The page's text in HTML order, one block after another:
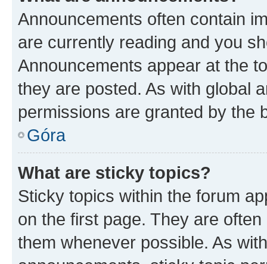
Announcements often contain
are currently reading and you
Announcements appear at the
they are posted. As with global
permissions are granted by the
Góra
What are sticky topics?
Sticky topics within the forum
on the first page. They are
them whenever possible. As